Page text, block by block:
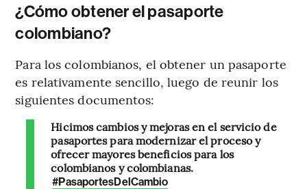
¿Cómo obtener el pasaporte
colombiano?
Para los colombianos, el obtener un pasaporte
es relativamente sencillo, luego de reunir los
siguientes documentos:
Hicimos cambios y mejoras en el servicio de
pasaportes para modernizar el proceso y
ofrecer mayores beneficios para los
colombianos y colombianas.
#PasaportesDelCambio